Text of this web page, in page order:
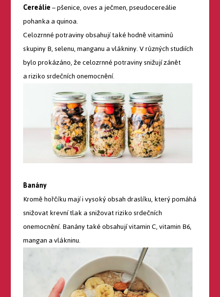
Cereálie– pšenice, oves a ječmen, pseudocereálie
pohanka a quinoa.
Celozrnné potraviny obsahují také hodně vitaminů
skupiny B, selenu, manganu a vlákniny. V různých studiích
bylo prokázáno, že celozrnné potraviny snižují zánět
a riziko srdečních onemocnění.
Banány
Kromě hořčíku mají i vysoký obsah draslíku, který pomáhá
snižovat krevní tlak a snižovat riziko srdečních
onemocnění. Banány také obsahují vitamin C, vitamin B6,
mangan a vlákninu.